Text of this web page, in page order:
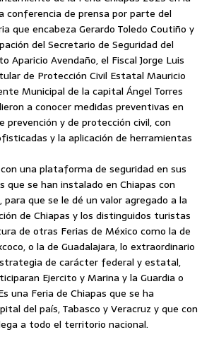
conferencia de prensa por parte del
que encabeza Gerardo Toledo Coutiño y
del Secretario de Seguridad del
Aparicio Avendaño, el Fiscal Jorge Luis
de Protección Civil Estatal Mauricio
Municipal de la capital Ángel Torres
a conocer medidas preventivas en
prevención y de protección civil, con
y la aplicación de herramientas
una plataforma de seguridad en sus
que se han instalado en Chiapas con
que se le dé un valor agregado a la
de Chiapas y los distinguidos turistas
de otras Ferias de México como la de
o la de Guadalajara, lo extraordinario
de carácter federal y estatal,
Ejercito y Marina y la Guardia o
una Feria de Chiapas que se ha
del país, Tabasco y Veracruz y que con
a todo el territorio nacional.